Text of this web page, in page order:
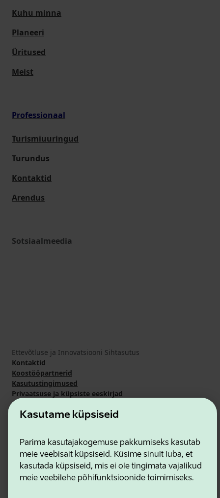
Kasutame küpsiseid
Parima kasutajakogemuse pakkumiseks kasutab
meie veebisait küpsiseid. Küsime sinult luba, et
kasutada küpsiseid, mis ei ole tingimata vajalikud
meie veebilehe põhifunktsioonide toimimiseks.
Kuhu minna
Planeeri
Üritused
Meist
Professionaal
Turismiuuringud
Turundus
Kontaktid
Arendus
Sotsiaalmeedia
Ettevõtluse ja Innovatsiooni Sihtasutus
Kontaktid
Koostööpartnerid
Kasutustingimused
Privaatsuse ja küpsiste eeskirjad